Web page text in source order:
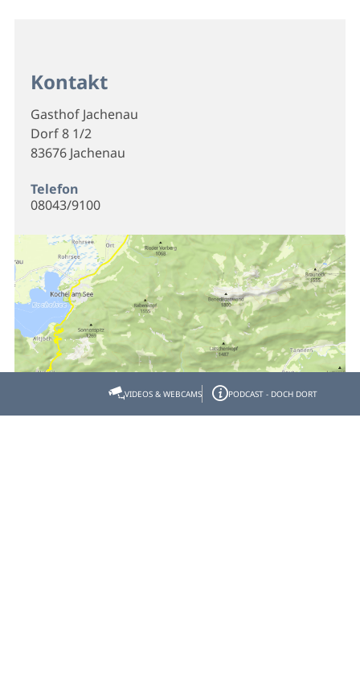
Kontakt
Gasthof Jachenau
Dorf 8 1/2
83676 Jachenau
Telefon
08043/9100
VIDEOS & WEBCAMS PODCAST - DOCH DORT